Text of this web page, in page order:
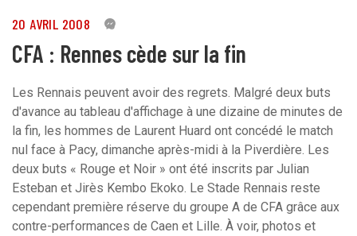
20 AVRIL 2008 0
CFA : Rennes cède sur la fin
Les Rennais peuvent avoir des regrets. Malgré deux buts
d'avance au tableau d'affichage à une dizaine de minutes de
la fin, les hommes de Laurent Huard ont concédé le match
nul face à Pacy, dimanche après-midi à la Piverdière. Les
deux buts « Rouge et Noir » ont été inscrits par Julian
Esteban et Jirès Kembo Ekoko. Le Stade Rennais reste
cependant première réserve du groupe A de CFA grâce aux
contre-performances de Caen et Lille. À voir, photos et